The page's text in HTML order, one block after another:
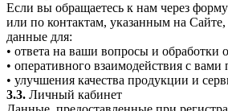
Если вы обращаетесь к нам через
или по контактам, указанным на
данные для:
• ответа на ваши вопросы и обработки
• оперативного взаимодействия с вами
• улучшения качества продукции и
3.3. Личный кабинет